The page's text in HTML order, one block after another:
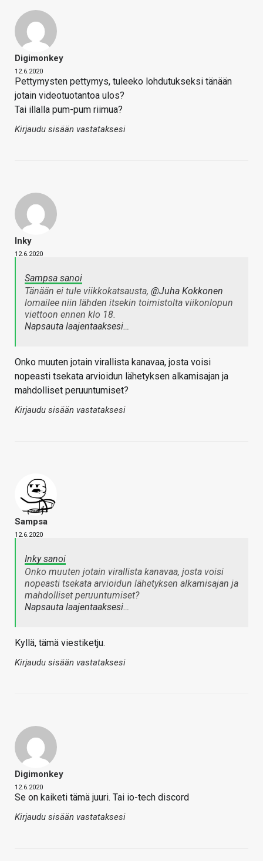
Digimonkey
12.6.2020
Pettymysten pettymys, tuleeko lohdutukseksi tänään
jotain videotuotantoa ulos?
Tai illalla pum-pum riimua?
Kirjaudu sisään vastataksesi
Inky
12.6.2020
Sampsa sanoi
Tänään ei tule viikkokatsausta, @Juha Kokkonen
lomailee niin lähden itsekin toimistolta viikonlopun
viettoon ennen klo 18.
Napsauta laajentaaksesi…
Onko muuten jotain virallista kanavaa, josta voisi
nopeasti tsekata arvioidun lähetyksen alkamisajan ja
mahdolliset peruuntumiset?
Kirjaudu sisään vastataksesi
Sampsa
12.6.2020
Inky sanoi
Onko muuten jotain virallista kanavaa, josta voisi
nopeasti tsekata arvioidun lähetyksen alkamisajan ja
mahdolliset peruuntumiset?
Napsauta laajentaaksesi…
Kyllä, tämä viestiketju.
Kirjaudu sisään vastataksesi
Digimonkey
12.6.2020
Se on kaiketi tämä juuri. Tai io-tech discord
Kirjaudu sisään vastataksesi